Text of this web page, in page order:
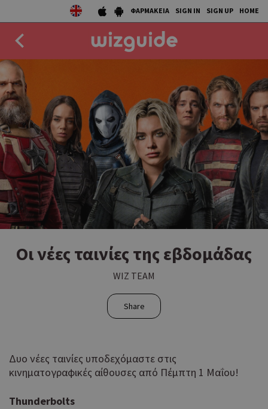
ΦΑΡΜΑΚΕΙΑ SIGN IN SIGN UP HOME
EAT
DRINK
50 BEST
AGENDA
COLLECTIONS
STORIES
Oι νέες ταινίες της εβδομάδας
WIZ TEAM
Share
Δυο νέες ταινίες υποδεχόμαστε στις
κινηματογραφικές αίθουσες από Πέμπτη 1 Μαΐου!
Thunderbolts